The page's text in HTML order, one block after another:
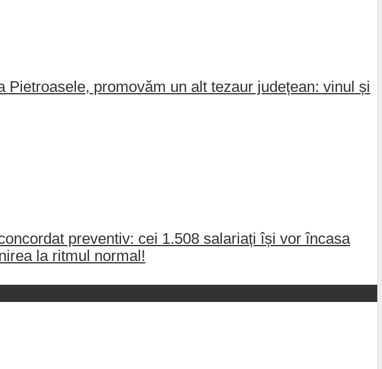
promovăm un alt tezaur județean: vinul și
preventiv: cei 1.508 salariați își vor încasa
la ritmul normal!